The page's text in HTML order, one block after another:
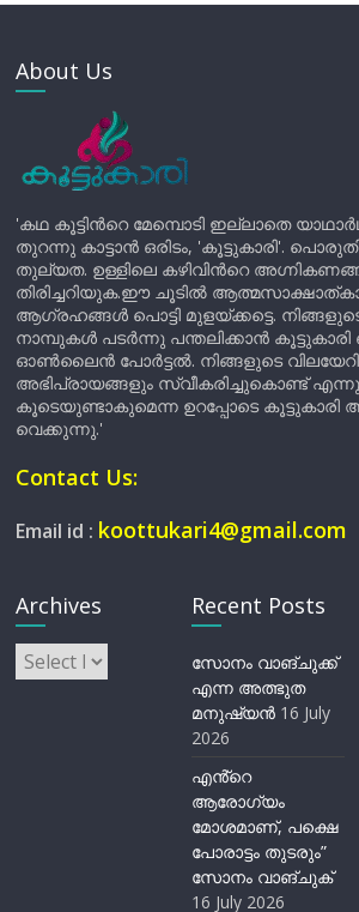
About Us
'കഥ കൂട്ടിന്‍റെ മേമ്പൊടി ഇല്ലാതെ
തുറന്നു കാട്ടാൻ ഒരിടം, 'കൂട്ടുകാരി'.
തുല്യത. ഉള്ളിലെ കഴിവിന്‍റെ
തിരിച്ചറിയുക.ഈ ചൂടിൽ
ആഗ്രഹങ്ങൾ പൊട്ടി മുളയ്ക്കട്ടെ.
നാമ്പുകൾ പടർന്നു പന്തലിക്കാൻ
ഓൺലൈൻ പോർട്ടൽ. നിങ്ങളുടെ
അഭിപ്രായങ്ങളും സ്വീകരിച്ചുകൊണ്ട്
കൂടെയുണ്ടാകുമെന്ന ഉറപ്പോടെ കൂട്ടുകാരി
വെക്കുന്നു.'
Contact Us:
Email id : koottukari4@gmail.com
Archives
Archives
Recent Posts
സോനം വാങ്ചുക്ക്
എന്ന അത്ഭുത
മനുഷ്യന്‍ 16 July
2026
എൻ്റെ
ആരോഗ്യം
മോശമാണ്, പക്ഷെ
പോരാട്ടം തുടരും”
സോനം വാങ്ചുക്
16 July 2026